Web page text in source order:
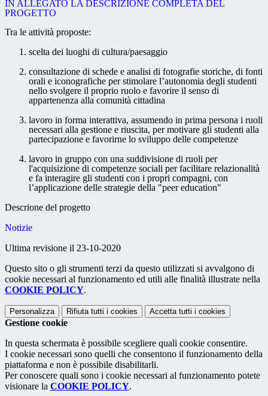
IN ALLEGATO LA DESCRIZIONE COMPLETA DEL
PROGETTO
Tra le attività proposte:
scelta dei luoghi di cultura/paesaggio
consultazione di schede e analisi di fotografie storiche, di fonti
orali e iconografiche per stimolare l’autonomia degli studenti
nello svolgere il proprio ruolo e favorire il senso di
appartenenza alla comunità cittadina
lavoro in forma interattiva, assumendo in prima persona i ruoli
necessari alla gestione e riuscita, per motivare gli studenti alla
partecipazione e favorirne lo sviluppo delle competenze
lavoro in gruppo con una suddivisione di ruoli per
l'acquisizione di competenze sociali per facilitare relazionalità
e fa interagire gli studenti con i propri compagni, con
l’applicazione delle strategie della "peer education"
Descrione del progetto
Notizie
Ultima revisione il 23-10-2020
Questo sito o gli strumenti terzi da questo utilizzati si avvalgono di
cookie necessari al funzionamento ed utili alle finalità illustrate nella
COOKIE POLICY.
Personalizza Rifiuta tutti i cookies Accetta tutti i cookies
Gestione cookie
In questa schermata è possibile scegliere quali cookie consentire.
I cookie necessari sono quelli che consentono il funzionamento della
piattaforma e non è possibile disabilitarli.
Per conoscere quali sono i cookie necessari al funzionamento potete
visionare la COOKIE POLICY.